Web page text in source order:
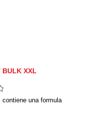
BULK XXL
una formula